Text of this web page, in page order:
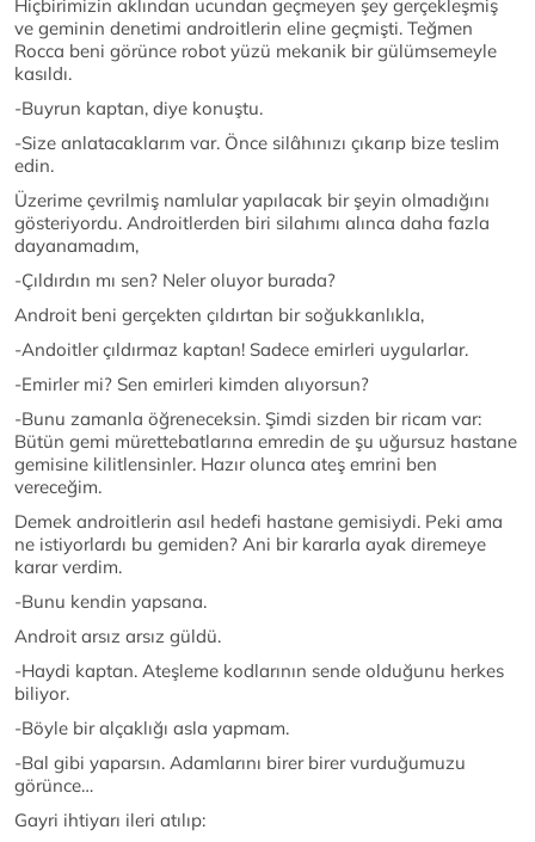
Hiçbirimizin aklından ucundan geçmeyen şey gerçekleşmiş
ve geminin denetimi androitlerin eline geçmişti. Teğmen
Rocca beni görünce robot yüzü mekanik bir gülümsemeyle
kasıldı.
-Buyrun kaptan, diye konuştu.
-Size anlatacaklarım var. Önce silâhınızı çıkarıp bize teslim
edin.
Üzerime çevrilmiş namlular yapılacak bir şeyin olmadığını
gösteriyordu. Androitlerden biri silahımı alınca daha fazla
dayanamadım,
-Çıldırdın mı sen? Neler oluyor burada?
Androit beni gerçekten çıldırtan bir soğukkanlıkla,
-Andoitler çıldırmaz kaptan! Sadece emirleri uygularlar.
-Emirler mi? Sen emirleri kimden alıyorsun?
-Bunu zamanla öğreneceksin. Şimdi sizden bir ricam var:
Bütün gemi mürettebatlarına emredin de şu uğursuz hastane
gemisine kilitlensinler. Hazır olunca ateş emrini ben
vereceğim.
Demek androitlerin asıl hedefi hastane gemisiydi. Peki ama
ne istiyorlardı bu gemiden? Ani bir kararla ayak diremeye
karar verdim.
-Bunu kendin yapsana.
Androit arsız arsız güldü.
-Haydi kaptan. Ateşleme kodlarının sende olduğunu herkes
biliyor.
-Böyle bir alçaklığı asla yapmam.
-Bal gibi yaparsın. Adamlarını birer birer vurduğumuzu
görünce…
Gayri ihtiyarı ileri atılıp: